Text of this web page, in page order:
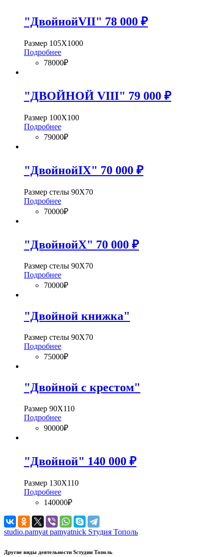
"ДвойнойVII" 78 000 ₽
Размер 105Х1000
Подробнее
78000₽
"ДВОЙНОЙ VIII" 79 000 ₽
Размер 100Х100
Подробнее
79000₽
"ДвойнойIX" 70 000 ₽
Размер стелы 90Х70
Подробнее
70000₽
"ДвойнойX" 70 000 ₽
Размер стелы 90Х70
Подробнее
70000₽
"Двойной книжка"
Размер стелы 90Х70
Подробнее
75000₽
"Двойной с крестом"
Размер 90Х110
Подробнее
90000₽
"Двойной" 140 000 ₽
Размер 130Х110
Подробнее
140000₽
studio.pamyat pamyatnick Sтудия Тополь
Другие виды деятельности Sстудии Тополь